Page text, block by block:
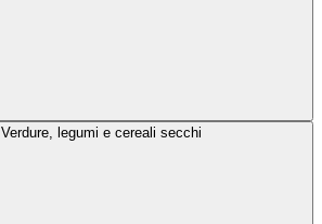
Verdure, legumi e cereali secchi